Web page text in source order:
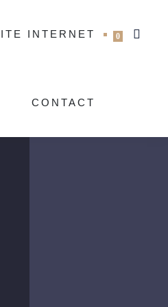
0
INTERNET
CONTACT